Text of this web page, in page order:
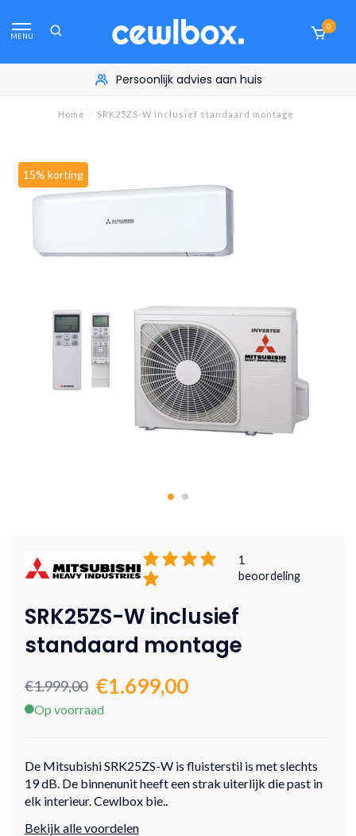
MENU
0
Persoonlijk advies aan huis
Home / SRK25ZS-W inclusief standaard montage
15% korting
1
beoordeling
SRK25ZS-W inclusief
standaard montage
€1.999,00 €1.699,00
Op voorraad
De Mitsubishi SRK25ZS-W is fluisterstil is met slechts
19 dB. De binnenunit heeft een strak uiterlijk die past in
elk interieur. Cewlbox bie..
Bekijk alle voordelen